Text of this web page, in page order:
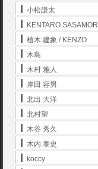
小松謙太
KENTARO SASAMORI
植木 建象 / KENZO
木島
木村 雅人
岸田 容男
北出 大洋
北村望
木谷 秀久
木内 泰史
koccy